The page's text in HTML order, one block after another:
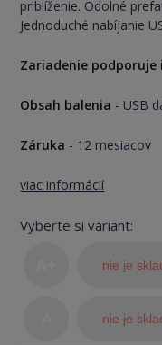
priblíženie. Odolné
Jednoduché nabíjanie
Zariadenie podporuje
Obsah balenia - USB
Záruka - 12 mesiacov
viac informácií
Vyberte si variant:
nie je
nie je